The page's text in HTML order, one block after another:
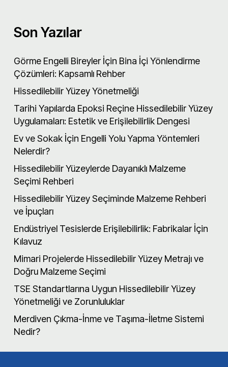
Son Yazılar
Görme Engelli Bireyler İçin Bina İçi Yönlendirme
Çözümleri: Kapsamlı Rehber
Hissedilebilir Yüzey Yönetmeliği
Tarihi Yapılarda Epoksi Reçine Hissedilebilir Yüzey
Uygulamaları: Estetik ve Erişilebilirlik Dengesi
Ev ve Sokak İçin Engelli Yolu Yapma Yöntemleri
Nelerdir?
Hissedilebilir Yüzeylerde Dayanıklı Malzeme
Seçimi Rehberi
Hissedilebilir Yüzey Seçiminde Malzeme Rehberi
ve İpuçları
Endüstriyel Tesislerde Erişilebilirlik: Fabrikalar İçin
Kılavuz
Mimari Projelerde Hissedilebilir Yüzey Metrajı ve
Doğru Malzeme Seçimi
TSE Standartlarına Uygun Hissedilebilir Yüzey
Yönetmeliği ve Zorunluluklar
Merdiven Çıkma-İnme ve Taşıma-İletme Sistemi
Nedir?